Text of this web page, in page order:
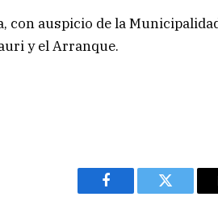
con auspicio de la
y el Arranque.
Facebook Twitter